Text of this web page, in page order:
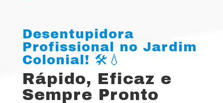
Desentupidora
Profissional no Jardim
Colonial! 🛠️💧
Rápido, Eficaz e
Sempre Pronto